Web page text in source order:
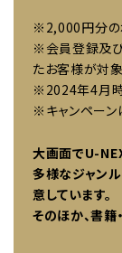
※2,000円分の
※会員登録及び
たお客様が対象
※2024年4月
※キャンペーン
大画面でU-
多様なジャン
意しています。
そのほか、書籍